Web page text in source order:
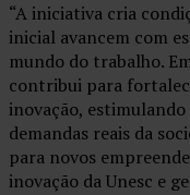
“A iniciativa cria
inicial avancem com
mundo do trabalho.
contribui para
inovação,
demandas reais da
para novos
inovação da Unesc e